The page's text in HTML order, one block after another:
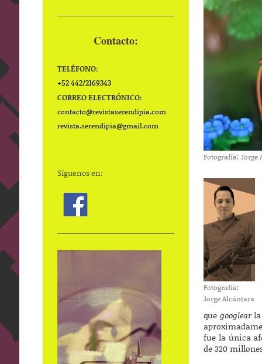
Fotografía: Jorge
Fotografía:
Jorge Alcántara
que googlearla
fue la única
de 320
Contacto:
TELÉFONO:
+52 442/2169343
CORREO ELECTRÓNICO:
contacto@revistaserendipia.com
revista.serendipia@gmail.com
Síguenos en: